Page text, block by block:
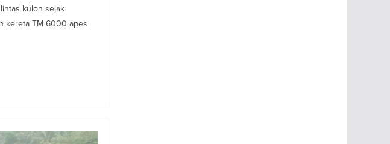
kulon sejak
kereta TM 6000 apes